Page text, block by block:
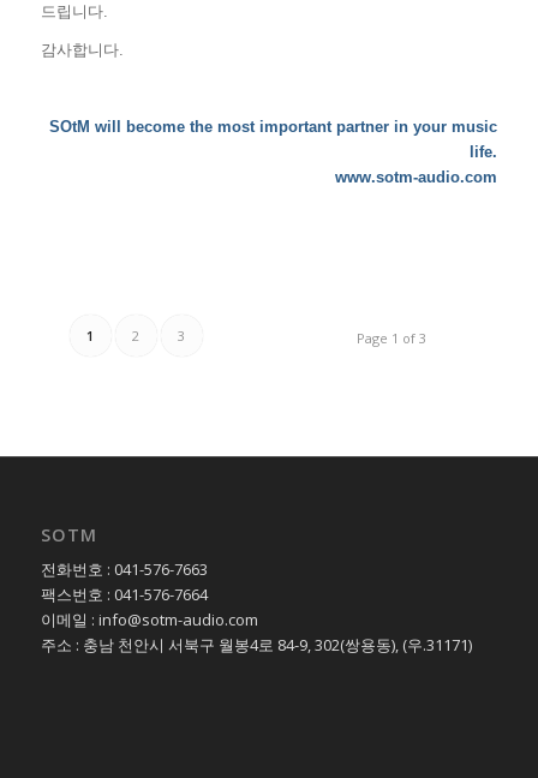
드립니다.
감사합니다.
SOtM will become the most important partner in your music
life.
www.sotm-audio.com
Page 1 of 3
1 2 3
SOTM
전화번호 : 041-576-7663
팩스번호 : 041-576-7664
이메일 : info@sotm-audio.com
주소 : 충남 천안시 서북구 월봉4로 84-9, 302(쌍용동), (우.31171)